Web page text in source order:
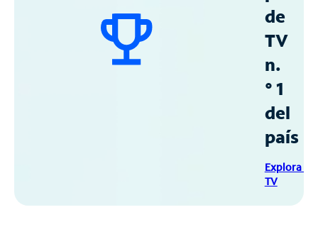
de
TV
n.
° 1
del
país
Explora
TV